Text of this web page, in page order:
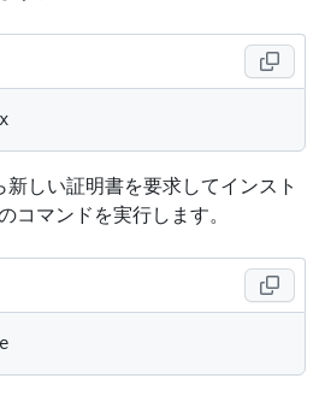
しい証明書を要求してインスト
コマンドを実行します。